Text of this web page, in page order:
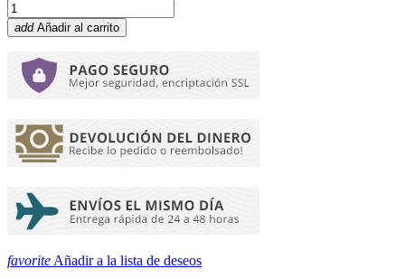
add Añadir al carrito
favorite Añadir a la lista de deseos